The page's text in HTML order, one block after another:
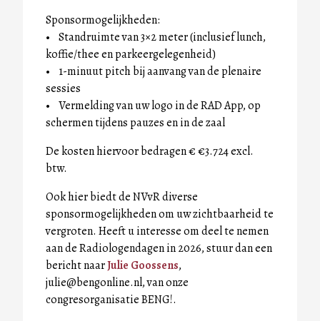
Sponsormogelijkheden:
• Standruimte van 3×2 meter (inclusief lunch,
koffie/thee en parkeergelegenheid)
• 1-minuut pitch bij aanvang van de plenaire
sessies
• Vermelding van uw logo in de RAD App, op
schermen tijdens pauzes en in de zaal
De kosten hiervoor bedragen € €3.724 excl.
btw.
Ook hier biedt de NVvR diverse
sponsormogelijkheden om uw zichtbaarheid te
vergroten. Heeft u interesse om deel te nemen
aan de Radiologendagen in 2026, stuur dan een
bericht naarJulie Goossens,
julie@bengonline.nl, van onze
congresorganisatie BENG!.